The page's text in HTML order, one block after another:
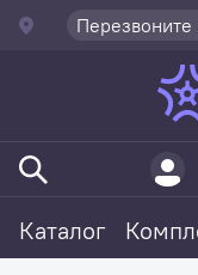
Перезвоните
Каталог